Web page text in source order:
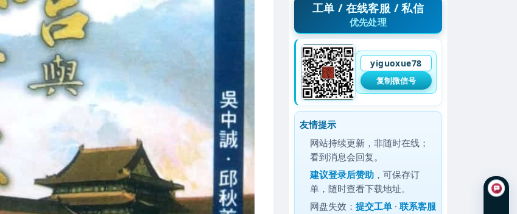
工单 / 在线客服 / 私信
优先处理
yiguoxue78
复制微信号
友情提示
网站持续更新，非随时在线；
看到消息会回复。
建议登录后赞助 ，可保存订
单，随时查看下载地址。
网盘失效：提交工单 ·联系客服